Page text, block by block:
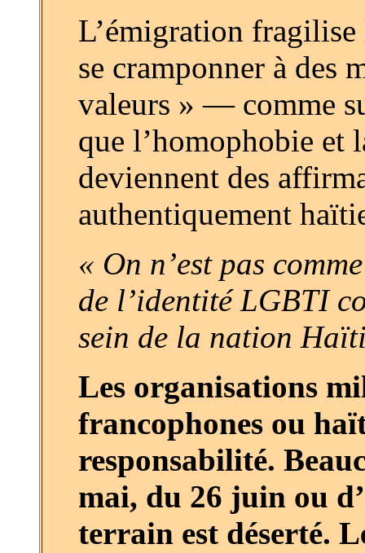
L’émigration fragilise
se cramponner à
valeurs » — comme
que l’homophobie et
deviennent des
authentiquement
« On n’est pas
de l’identité LGBTI
sein de la nation
Les organisations
francophones ou
responsabilité.
mai, du 26 juin ou
terrain est déserté.